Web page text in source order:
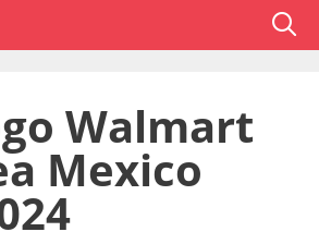
Walmart
Mexico